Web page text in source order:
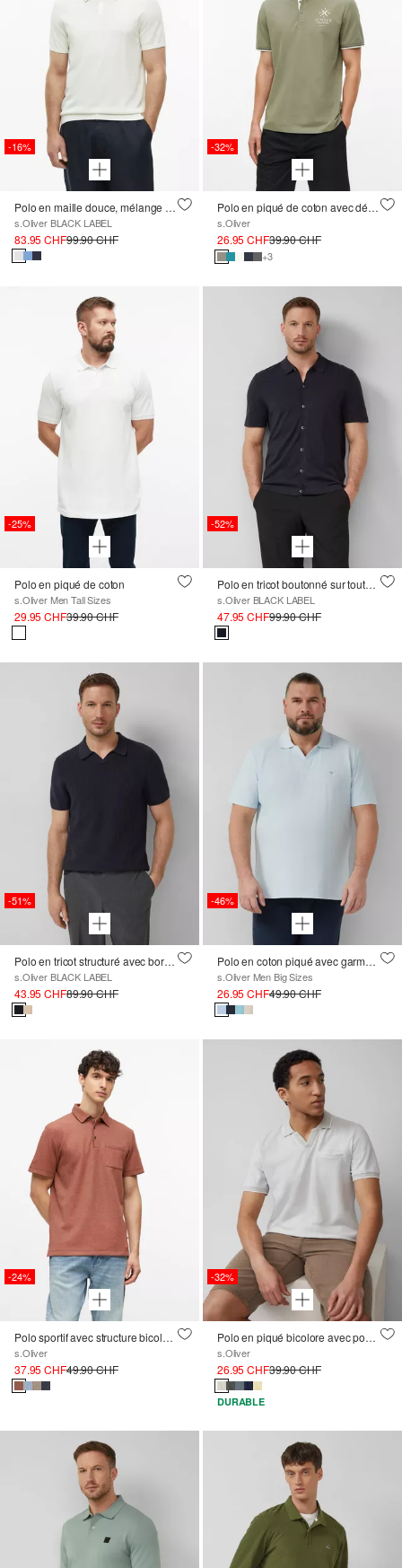
-16%
Polo en maille douce, mélange de coton et de soie
s.Oliver BLACK LABEL
83.95 CHF99.90 CHF
-32%
Polo en piqué de coton avec détails contrastés
s.Oliver
26.95 CHF39.90 CHF
+3
-25%
Polo en piqué de coton
s.Oliver Men Tall Sizes
29.95 CHF39.90 CHF
-52%
Polo en tricot boutonné sur toute la longueur, mélange de coton et de soie
s.Oliver BLACK LABEL
47.95 CHF99.90 CHF
-51%
Polo en tricot structuré avec bordures côtelées
s.Oliver BLACK LABEL
43.95 CHF89.90 CHF
-46%
Polo en coton piqué avec garment dye
s.Oliver Men Big Sizes
26.95 CHF49.90 CHF
-24%
Polo sportif avec structure bicolore et poche de poitrine
s.Oliver
37.95 CHF49.90 CHF
-32%
Polo en piqué bicolore avec poche poitrine
s.Oliver
26.95 CHF39.90 CHF
DURABLE